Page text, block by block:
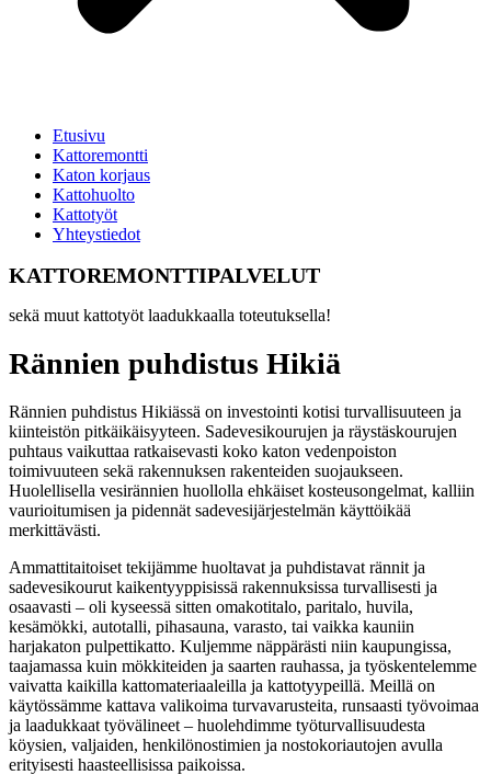
Etusivu
Kattoremontti
Katon korjaus
Kattohuolto
Kattotyöt
Yhteystiedot
KATTOREMONTTIPALVELUT
sekä muut kattotyöt laadukkaalla toteutuksella!
Rännien puhdistus Hikiä
Rännien puhdistus Hikiässä on investointi kotisi turvallisuuteen ja
kiinteistön pitkäikäisyyteen. Sadevesikourujen ja räystäskourujen
puhtaus vaikuttaa ratkaisevasti koko katon vedenpoiston
toimivuuteen sekä rakennuksen rakenteiden suojaukseen.
Huolellisella vesirännien huollolla ehkäiset kosteusongelmat, kalliin
vaurioitumisen ja pidennät sadevesijärjestelmän käyttöikää
merkittävästi.
Ammattitaitoiset tekijämme huoltavat ja puhdistavat rännit ja
sadevesikourut kaikentyyppisissä rakennuksissa turvallisesti ja
osaavasti – oli kyseessä sitten omakotitalo, paritalo, huvila,
kesämökki, autotalli, pihasauna, varasto, tai vaikka kauniin
harjakaton pulpettikatto. Kuljemme näppärästi niin kaupungissa,
taajamassa kuin mökkiteiden ja saarten rauhassa, ja työskentelemme
vaivatta kaikilla kattomateriaaleilla ja kattotyypeillä. Meillä on
käytössämme kattava valikoima turvavarusteita, runsaasti työvoimaa
ja laadukkaat työvälineet – huolehdimme työturvallisuudesta
köysien, valjaiden, henkilönostimien ja nostokoriautojen avulla
erityisesti haasteellisissa paikoissa.